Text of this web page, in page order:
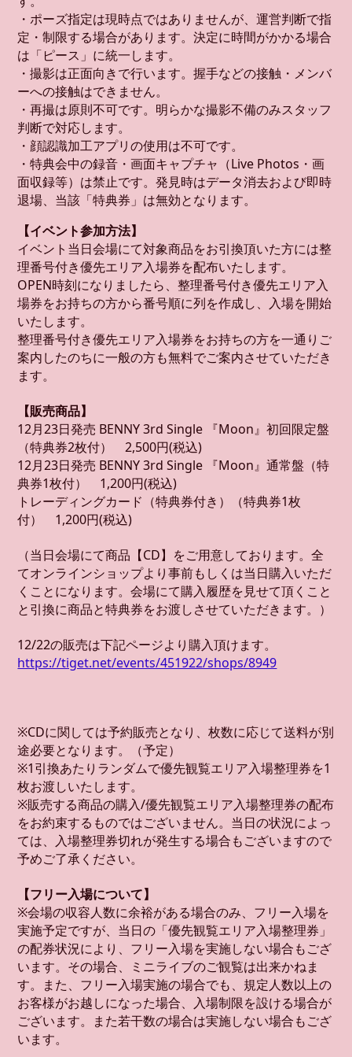
・ポーズ指定は現時点ではありませんが、運営判断で指
定・制限する場合があります。決定に時間がかかる場合
は「ピース」に統一します。
・撮影は正面向きで行います。握手などの接触・メンバ
ーへの接触はできません。
・再撮は原則不可です。明らかな撮影不備のみスタッフ
判断で対応します。
・顔認識加工アプリの使用は不可です。
・特典会中の録音・画面キャプチャ（Live Photos・画
面収録等）は禁止です。発見時はデータ消去および即時
退場、当該「特典券」は無効となります。
【イベント参加方法】
イベント当日会場にて対象商品をお引換頂いた方には整
理番号付き優先エリア入場券を配布いたします。
OPEN時刻になりましたら、整理番号付き優先エリア入
場券をお持ちの方から番号順に列を作成し、入場を開始
いたします。
整理番号付き優先エリア入場券をお持ちの方を一通りご
案内したのちに一般の方も無料でご案内させていただき
ます。
【販売商品】
12月23日発売 BENNY 3rd Single 『Moon』初回限定盤
（特典券2枚付） 2,500円(税込)
12月23日発売 BENNY 3rd Single 『Moon』通常盤（特
典券1枚付） 1,200円(税込)
トレーディングカード（特典券付き）（特典券1枚
付） 1,200円(税込)
（当日会場にて商品【CD】をご用意しております。全
てオンラインショップより事前もしくは当日購入いただ
くことになります。会場にて購入履歴を見せて頂くこと
と引換に商品と特典券をお渡しさせていただきます。）
12/22の販売は下記ページより購入頂けます。
https://tiget.net/events/451922/shops/8949
※CDに関しては予約販売となり、枚数に応じて送料が別
途必要となります。（予定）
※1引換あたりランダムで優先観覧エリア入場整理券を1
枚お渡しいたします。
※販売する商品の購入/優先観覧エリア入場整理券の配布
をお約束するものではございません。当日の状況によっ
ては、入場整理券切れが発生する場合もございますので
予めご了承ください。
【フリー入場について】
※会場の収容人数に余裕がある場合のみ、フリー入場を
実施予定ですが、当日の「優先観覧エリア入場整理券」
の配券状況により、フリー入場を実施しない場合もござ
います。その場合、ミニライブのご観覧は出来かねま
す。また、フリー入場実施の場合でも、規定人数以上の
お客様がお越しになった場合、入場制限を設ける場合が
ございます。また若干数の場合は実施しない場合もござ
います。